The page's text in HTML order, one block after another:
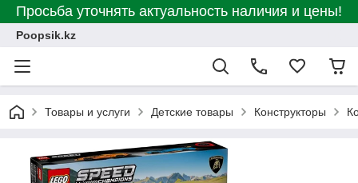
Просьба уточнять актуальность наличия и цены!
Poopsik.kz
Товары и услуги Детские товары Конструкторы